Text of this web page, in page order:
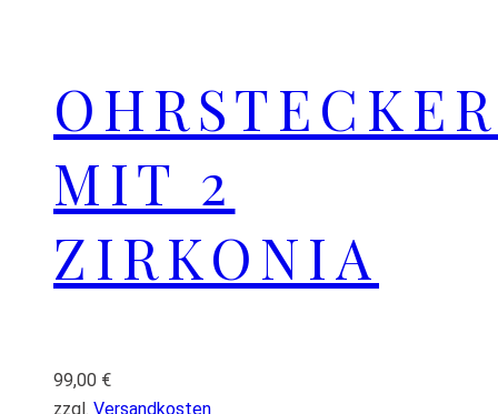
OHRSTECKER
MIT 2
ZIRKONIA
99,00 €
zzgl. Versandkosten